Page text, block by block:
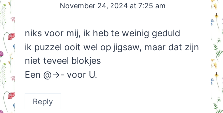
November 24, 2024 at 7:25 am
niks voor mij, ik heb te weinig geduld
ik puzzel ooit wel op jigsaw, maar dat zijn
niet teveel blokjes
Een @->- voor U.
Reply